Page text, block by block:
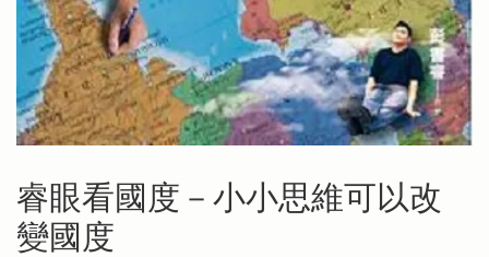
睿眼看國度－小小思維可以改
變國度